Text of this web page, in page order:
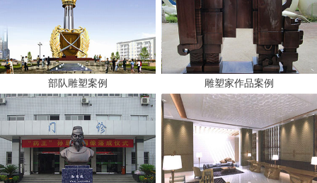
部队雕塑案例 雕塑家作品案例